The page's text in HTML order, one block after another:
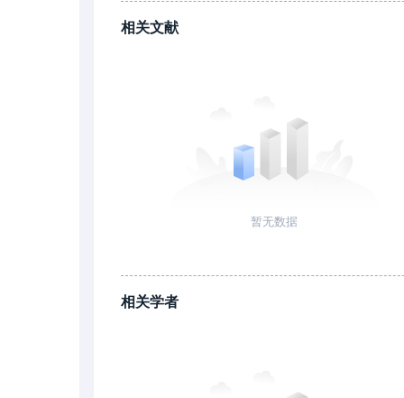
相关文献
暂无数据
相关学者